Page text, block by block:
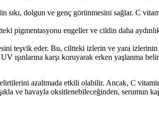
sıkı, dolgun ve genç görünmesini sağlar. C
pigmentasyonu engeller ve cildin daha
teşvik eder. Bu, ciltteki izlerin ve yara izlerinin
ışınlarına karşı koruyarak erken yaşlanma
azaltmada etkili olabilir. Ancak, C
ve havayla oksitlenebileceğinden, serumun